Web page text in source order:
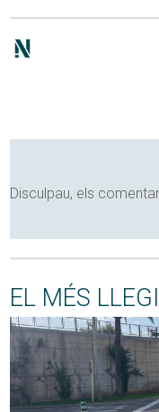
Disculpau, els
EL MÉS